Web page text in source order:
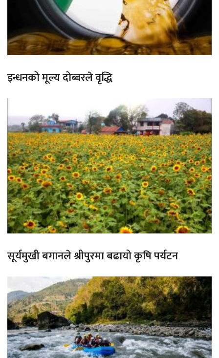
इन्धनको मूल्य दोब्बरले वृद्धि
सूर्यमुखी बगानले श्रीपुरमा बढायो कृषि पर्यटन